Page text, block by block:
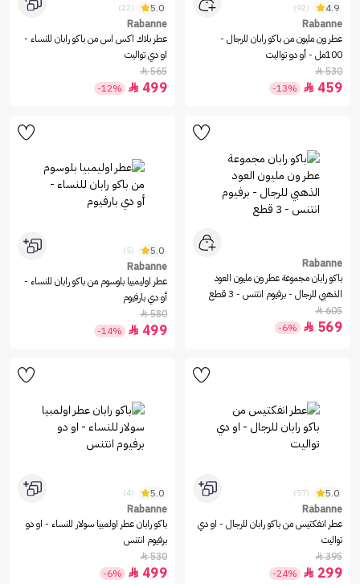
4.9
(92)
Rabanne
عطر ون مليون من باكو رابان للرجال -
100مل - أو دو تواليت
530

459

-13%
5.0
(22)
Rabanne
عطر بلاك اكس اس من باكو رابان للنساء -
او دي تواليت
565

499

-12%
Rabanne
باكو رابان مجموعة عطر ون مليون العود
الذهبي للرجال - برفيوم انتنس - 3 قطع
605

569

-6%
5.0
(5)
Rabanne
عطر اوليمبيا بلوسوم من باكو رابان للنساء -
أو دي بارفيوم
580

499

-14%
5.0
(57)
Rabanne
عطر انفكتيس من باكو رابان للرجال - او دي
تواليت
395

299

-24%
5.0
(4)
Rabanne
باكو رابان عطر اولمبيا سولار للنساء - او دو
برفيوم انتنس
530

499

-6%